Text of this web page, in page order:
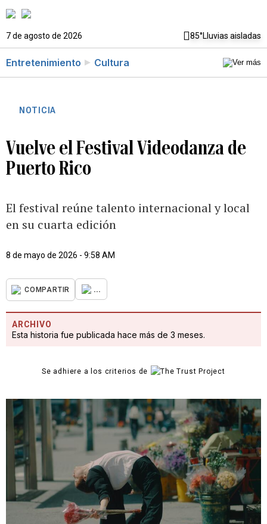
7 de agosto de 2026 85°Lluvias aisladas
Entretenimiento Cultura
NOTICIA
Vuelve el Festival Videodanza de
Puerto Rico
El festival reúne talento internacional y local
en su cuarta edición
8 de mayo de 2026 - 9:58 AM
COMPARTIR ...
ARCHIVO
Esta historia fue publicada hace más de 3 meses.
Se adhiere a los criterios de